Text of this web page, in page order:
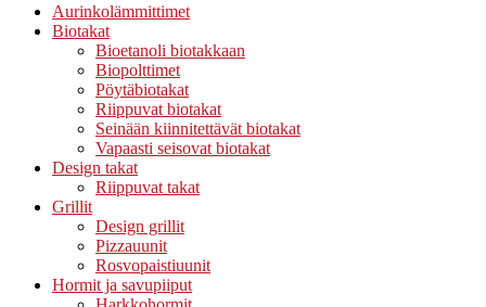
Aurinkolämmittimet
Biotakat
Bioetanoli biotakkaan
Biopolttimet
Pöytäbiotakat
Riippuvat biotakat
Seinään kiinnitettävät biotakat
Vapaasti seisovat biotakat
Design takat
Riippuvat takat
Grillit
Design grillit
Pizzauunit
Rosvopaistiuunit
Hormit ja savupiiput